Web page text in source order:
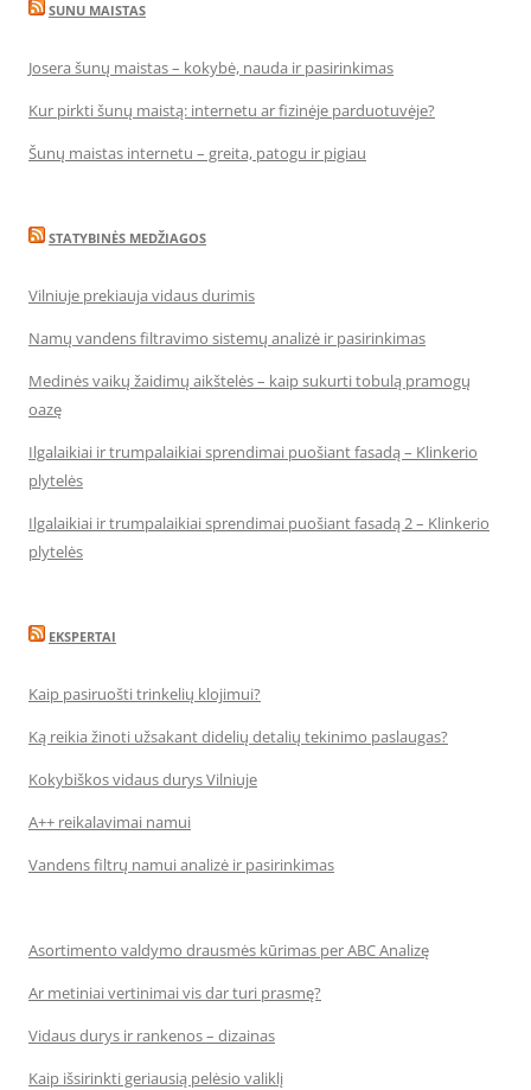
SUNU MAISTAS
Josera šunų maistas – kokybė, nauda ir pasirinkimas
Kur pirkti šunų maistą: internetu ar fizinėje parduotuvėje?
Šunų maistas internetu – greita, patogu ir pigiau
STATYBINĖS MEDŽIAGOS
Vilniuje prekiauja vidaus durimis
Namų vandens filtravimo sistemų analizė ir pasirinkimas
Medinės vaikų žaidimų aikštelės – kaip sukurti tobulą pramogų
oazę
Ilgalaikiai ir trumpalaikiai sprendimai puošiant fasadą – Klinkerio
plytelės
Ilgalaikiai ir trumpalaikiai sprendimai puošiant fasadą 2 – Klinkerio
plytelės
EKSPERTAI
Kaip pasiruošti trinkelių klojimui?
Ką reikia žinoti užsakant didelių detalių tekinimo paslaugas?
Kokybiškos vidaus durys Vilniuje
A++ reikalavimai namui
Vandens filtrų namui analizė ir pasirinkimas
Asortimento valdymo drausmės kūrimas per ABC Analizę
Ar metiniai vertinimai vis dar turi prasmę?
Vidaus durys ir rankenos – dizainas
Kaip išsirinkti geriausią pelėsio valiklį